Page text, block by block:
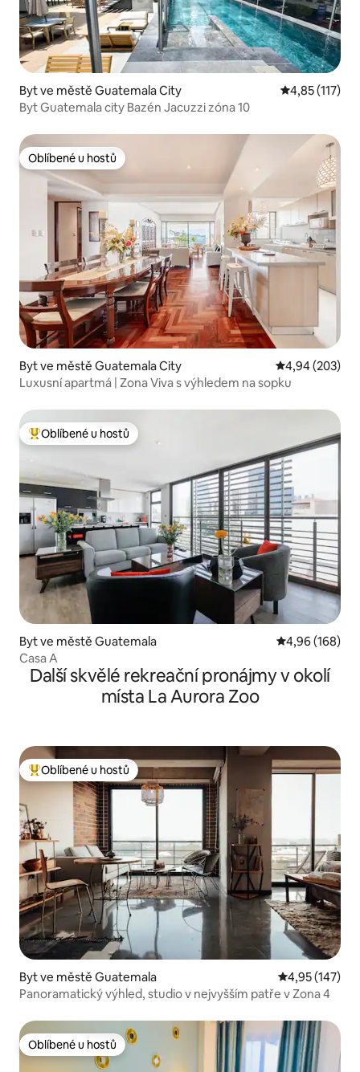
Byt ve městě Guatemala City Průměrné
4,85 (117)
Byt Guatemala city Bazén Jacuzzi zóna 10
Oblíbené u hostů
Oblíbené u hostů
Byt ve městě Guatemala City Průměrné
4,94 (203)
Luxusní apartmá | Zona Viva s výhledem na sopku
Nejlepší v kategorii Oblíbené u hostů
Oblíbené u hostů
Byt ve městě Guatemala Průměrné
4,96 (168)
Casa A
Další skvělé rekreační pronájmy v okolí
místa La Aurora Zoo
Nejlepší v kategorii Oblíbené u hostů
Oblíbené u hostů
Byt ve městě Guatemala Průměrné
4,95 (147)
Panoramatický výhled, studio v nejvyšším patře v Zona 4
Oblíbené u hostů
Oblíbené u hostů